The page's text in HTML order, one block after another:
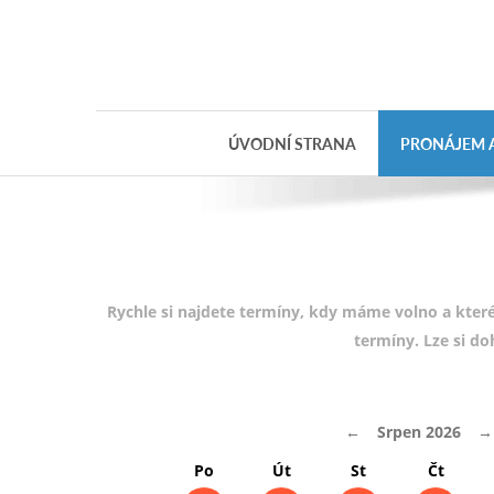
ÚVODNÍ STRANA PRONÁJEM
Rychle si najdete termíny, kdy máme volno a
termíny. Lze si
← Srpen 2026
→
Po
Út St Čt
poukazu